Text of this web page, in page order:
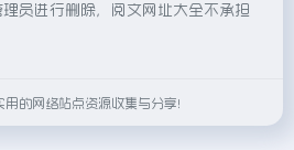
员进行删除，阅文网址大全不承担
的网络站点资源收集与分享！